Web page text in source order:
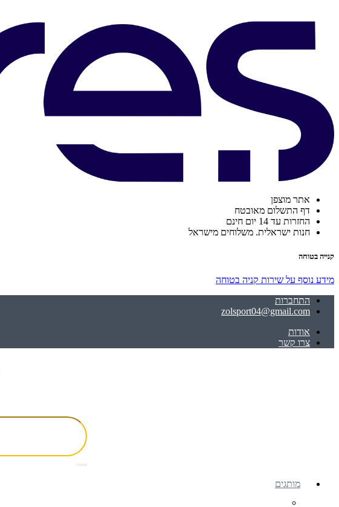
אתר מוצפן
דף התשלום מאובטח
החזרות עד 14 יום חינם
חנות ישראלית. משלוחים מישראל
קנייה בטוחה
מידע נוסף על שירות קניה בטוחה
התחברות
zolsport04@gmail.com
אודות
צרו קשר
מותגים